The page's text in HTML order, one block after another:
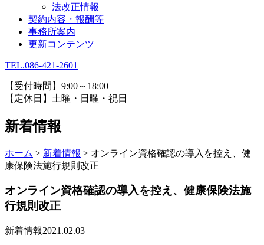
法改正情報
契約内容・報酬等
事務所案内
更新コンテンツ
TEL.086-421-2601
【受付時間】9:00～18:00
【定休日】土曜・日曜・祝日
新着情報
ホーム > 新着情報 > オンライン資格確認の導入を控え、健
康保険法施行規則改正
オンライン資格確認の導入を控え、健康保険法施
行規則改正
新着情報2021.02.03